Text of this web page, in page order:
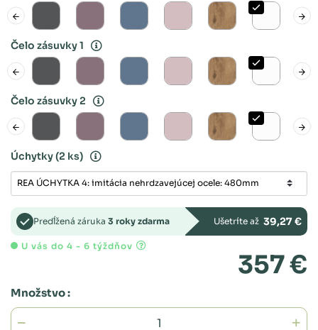
Čelo zásuvky 1
Čelo zásuvky 2
Úchytky(2 ks)
Predĺžená záruka 3 roky zdarma Ušetríte až 39,27 €
U vás do 4 - 6 týždňov
357 €
Množstvo :